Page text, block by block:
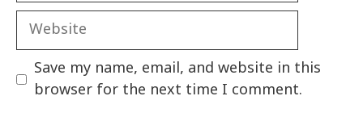
Website
Save my name, email, and website in this
browser for the next time I comment.